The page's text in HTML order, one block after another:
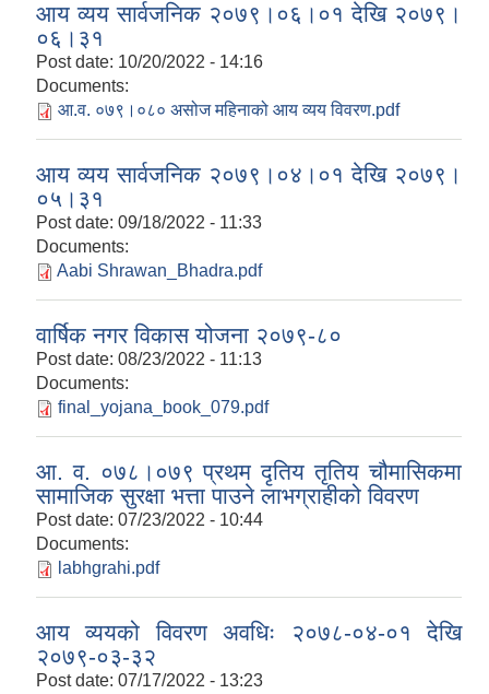
आय व्यय सार्वजनिक २०७९।०६।०१ देखि २०७९।
०६।३१
Post date: 10/20/2022 - 14:16
Documents:
आ.व. ०७९।०८० असोज महिनाको आय व्यय विवरण.pdf
आय व्यय सार्वजनिक २०७९।०४।०१ देखि २०७९।
०५।३१
Post date: 09/18/2022 - 11:33
Documents:
Aabi Shrawan_Bhadra.pdf
वार्षिक नगर विकास योजना २०७९-८०
Post date: 08/23/2022 - 11:13
Documents:
final_yojana_book_079.pdf
आ. व. ०७८।०७९ प्रथम दृतिय तृतिय चौमासिकमा
सामाजिक सुरक्षा भत्ता पाउने लाभग्राहीको विवरण
Post date: 07/23/2022 - 10:44
Documents:
labhgrahi.pdf
आय व्ययको विवरण अवधिः २०७८-०४-०१ देखि
२०७९-०३-३२
Post date: 07/17/2022 - 13:23